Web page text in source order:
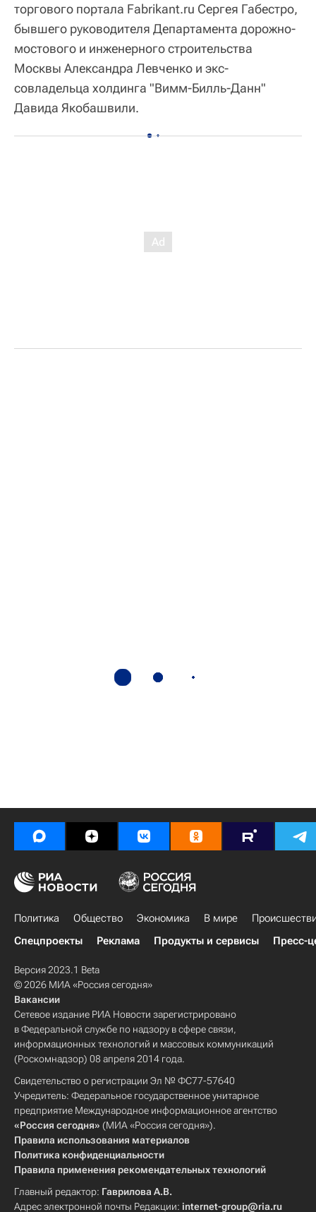
торгового портала Fabrikant.ru Сергея Габестро,
бывшего руководителя Департамента дорожно-
мостового и инженерного строительства
Москвы Александра Левченко и экс-
совладельца холдинга "Вимм-Билль-Данн"
Давида Якобашвили.
Политика Общество Экономика В мире
Спецпроекты
Реклама Продукты и сервисы Пресс-
Версия 2023.1 Beta
© 2026 МИА «Россия сегодня»
Вакансии
Сетевое издание РИА Новости зарегистрировано
в Федеральной службе по надзору в сфере связи,
информационных технологий и массовых коммуникаций
(Роскомнадзор) 08 апреля 2014 года.
Свидетельство о регистрации Эл № ФС77-57640
Учредитель: Федеральное государственное унитарное
предприятие Международное информационное агентство
«Россия сегодня» (МИА «Россия сегодня»).
Правила использования материалов
Политика конфиденциальности
Правила применения рекомендательных технологий
Главный редактор: Гаврилова А.В.
Адрес электронной почты Редакции: internet-group@ria.ru